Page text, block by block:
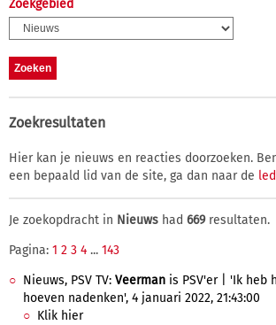
Zoekgebied
Zoekresultaten
Hier kan je nieuws en reacties doorzoeken.
een bepaald lid van de site, ga dan naar de
Je zoekopdracht in Nieuws had 669resultaten.
Pagina: 1 2 3 4 ... 143
Nieuws, PSV TV: Veerman is PSV'er | 'Ik heb
hoeven nadenken', 4 januari 2022, 21:43:00
Klik hier